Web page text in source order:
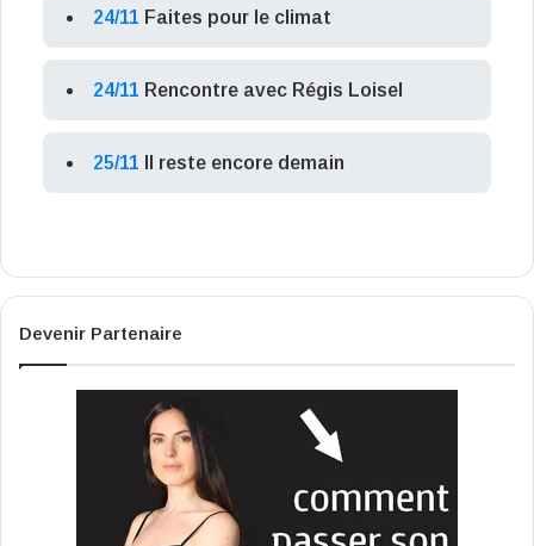
24/11 Faites pour le climat
24/11 Rencontre avec Régis Loisel
25/11 Il reste encore demain
Devenir Partenaire